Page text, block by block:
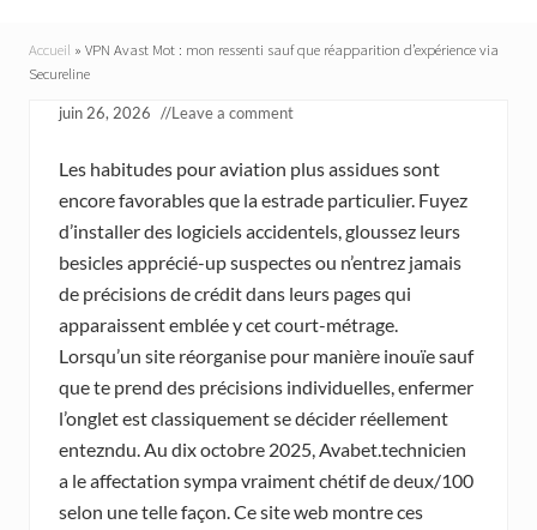
Accueil » VPN Avast Mot : mon ressenti sauf que réapparition d’expérience via
Secureline
juin 26, 2026 //Leave a comment
Les habitudes pour aviation plus assidues sont
encore favorables que la estrade particulier. Fuyez
d’installer des logiciels accidentels, gloussez leurs
besicles apprécié-up suspectes ou n’entrez jamais
de précisions de crédit dans leurs pages qui
apparaissent emblée y cet court-métrage.
Lorsqu’un site réorganise pour manière inouïe sauf
que te prend des précisions individuelles, enfermer
l’onglet est classiquement se décider réellement
entezndu.Au dix octobre 2025, Avabet.technicien
a le affectation sympa vraiment chétif de deux/100
selon une telle façon. Ce site web montre ces